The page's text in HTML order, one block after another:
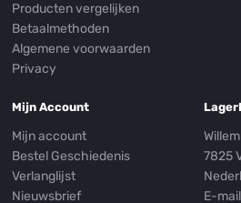
Producten vergelijken
Betaalmethoden
Algemene voorwaarden
Privacy
Mijn Account
Mijn account
Bestel Geschiedenis
Verlanglijst
Nieuwsbrief
7825
E-